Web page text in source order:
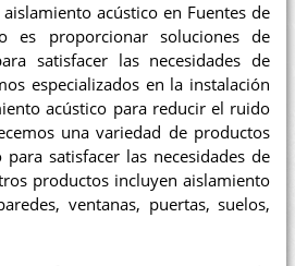
acústico en Fuentes de
es proporcionar soluciones de
satisfacer las necesidades de
especializados en la instalación
acústico para reducir el ruido
una variedad de productos
satisfacer las necesidades de
productos incluyen aislamiento
ventanas, puertas, suelos,